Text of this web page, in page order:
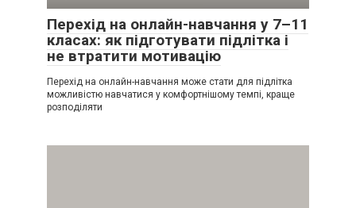
Перехід на онлайн-навчання у 7–11
класах: як підготувати підлітка і
не втратити мотивацію
Перехід на онлайн-навчання може стати для підлітка
можливістю навчатися у комфортнішому темпі, краще
розподіляти